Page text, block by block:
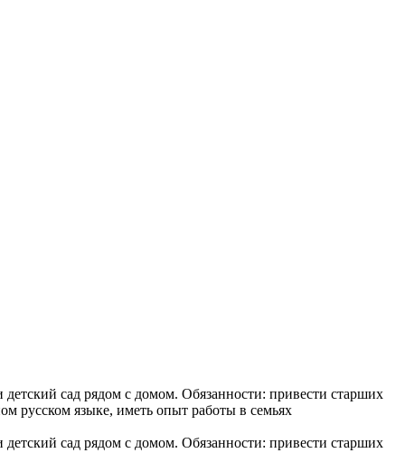
сад рядом с домом. Обязанности: привести старших
русском языке, иметь опыт работы в семьях
сад рядом с домом. Обязанности: привести старших